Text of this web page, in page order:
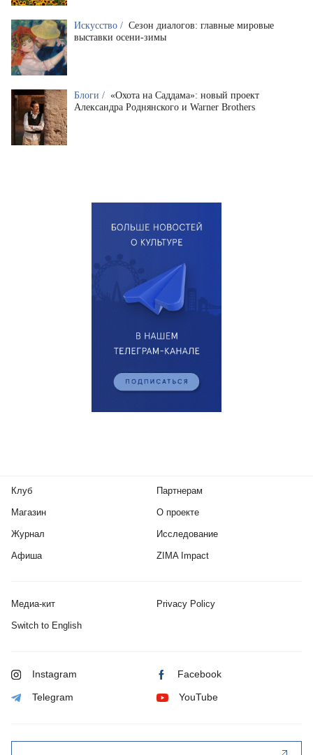
Искусство / Сезон диалогов: главные мировые
выставки осени-зимы
Блоги / «Охота на Саддама»: новый проект
Александра Роднянского и Warner Brothers
Клуб
Магазин
Журнал
Афиша
Партнерам
О проекте
Исследование
ZIMA Impact
Медиа-кит Privacy Policy
Switch to English
Instagram Facebook
Telegram YouTube